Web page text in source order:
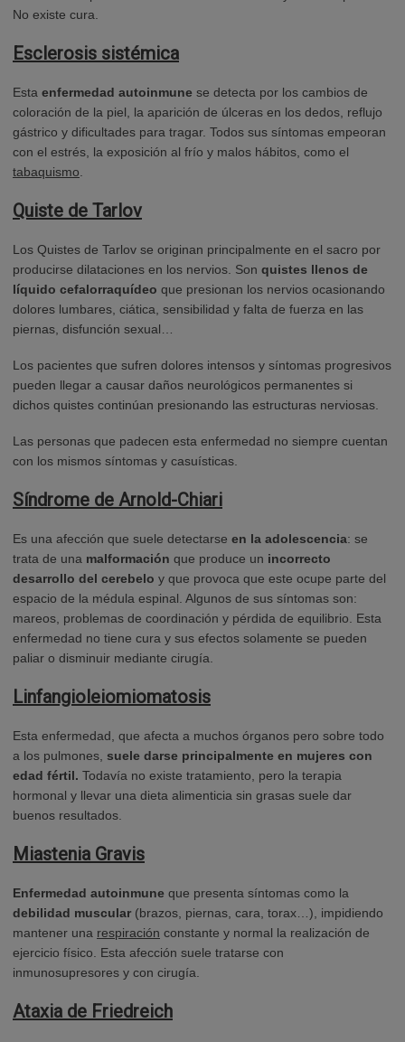
No existe cura.
Esclerosis sistémica
Esta enfermedad autoinmune se detecta por los cambios de
coloración de la piel, la aparición de úlceras en los dedos, reflujo
gástrico y dificultades para tragar. Todos sus síntomas empeoran
con el estrés, la exposición al frío y malos hábitos, como el
tabaquismo
Quiste de Tarlov
Los Quistes de Tarlov se originan principalmente en el sacro por
producirse dilataciones en los nervios. Son quistes llenos de
líquido cefalorraquídeo que presionan los nervios ocasionando
dolores lumbares, ciática, sensibilidad y falta de fuerza en las
piernas, disfunción sexual…
Los pacientes que sufren dolores intensos y síntomas progresivos
pueden llegar a causar daños neurológicos permanentes si
dichos quistes continúan presionando las estructuras nerviosas.
Las personas que padecen esta enfermedad no siempre cuentan
con los mismos síntomas y casuísticas.
Síndrome de Arnold-Chiari
Es una afección que suele detectarse en la adolescencia: se
trata de una malformación que produce un incorrecto
desarrollo del cerebelo y que provoca que este ocupe parte del
espacio de la médula espinal. Algunos de sus síntomas son:
mareos, problemas de coordinación y pérdida de equilibrio. Esta
enfermedad no tiene cura y sus efectos solamente se pueden
paliar o disminuir mediante cirugía.
Linfangioleiomiomatosis
Esta enfermedad, que afecta a muchos órganos pero sobre todo
a los pulmones, suele darse principalmente en mujeres con
edad fértil. Todavía no existe tratamiento, pero la terapia
hormonal y llevar una dieta alimenticia sin grasas suele dar
buenos resultados.
Miastenia Gravis
Enfermedad autoinmune que presenta síntomas como la
debilidad muscular (brazos, piernas, cara, torax…), impidiendo
mantener una respiración constante y normal la realización de
ejercicio físico. Esta afección suele tratarse con
inmunosupresores y con cirugía.
Ataxia de Friedreich